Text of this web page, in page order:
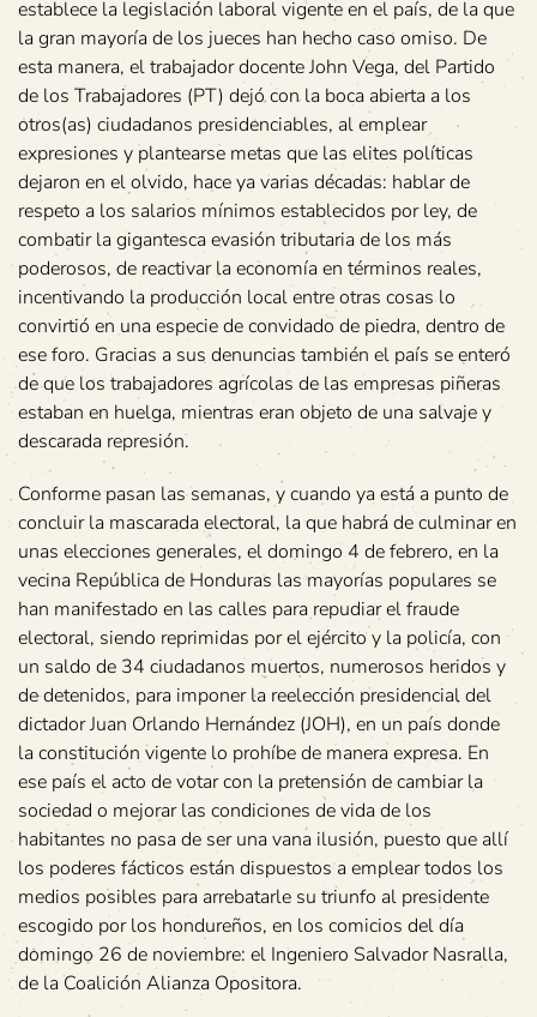
establece la legislación laboral vigente en el país, de la que
la gran mayoría de los jueces han hecho caso omiso. De
esta manera, el trabajador docente John Vega, del Partido
de los Trabajadores (PT) dejó con la boca abierta a los
otros(as) ciudadanos presidenciables, al emplear
expresiones y plantearse metas que las elites políticas
dejaron en el olvido, hace ya varias décadas: hablar de
respeto a los salarios mínimos establecidos por ley, de
combatir la gigantesca evasión tributaria de los más
poderosos, de reactivar la economía en términos reales,
incentivando la producción local entre otras cosas lo
convirtió en una especie de convidado de piedra, dentro de
ese foro. Gracias a sus denuncias también el país se enteró
de que los trabajadores agrícolas de las empresas piñeras
estaban en huelga, mientras eran objeto de una salvaje y
descarada represión.
Conforme pasan las semanas, y cuando ya está a punto de
concluir la mascarada electoral, la que habrá de culminar en
unas elecciones generales, el domingo 4 de febrero, en la
vecina República de Honduras las mayorías populares se
han manifestado en las calles para repudiar el fraude
electoral, siendo reprimidas por el ejército y la policía, con
un saldo de 34 ciudadanos muertos, numerosos heridos y
de detenidos, para imponer la reelección presidencial del
dictador Juan Orlando Hernández (JOH), en un país donde
la constitución vigente lo prohíbe de manera expresa. En
ese país el acto de votar con la pretensión de cambiar la
sociedad o mejorar las condiciones de vida de los
habitantes no pasa de ser una vana ilusión, puesto que allí
los poderes fácticos están dispuestos a emplear todos los
medios posibles para arrebatarle su triunfo al presidente
escogido por los hondureños, en los comicios del día
domingo 26 de noviembre: el Ingeniero Salvador Nasralla,
de la Coalición Alianza Opositora.